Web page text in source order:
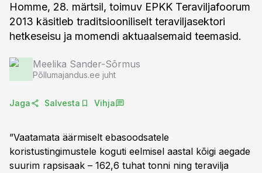
Homme, 28. märtsil, toimuv EPKK Teraviljafoorum
2013 käsitleb traditsiooniliselt teraviljasektori
hetkeseisu ja momendi aktuaalsemaid teemasid.
Meelika Sander-Sõrmus
Põllumajandus.ee juht
Jaga Salvesta Vihja
”Vaatamata äärmiselt ebasoodsatele
koristustingimustele koguti eelmisel aastal kõigi aegade
suurim rapsisaak – 162,6 tuhat tonni ning teravilja